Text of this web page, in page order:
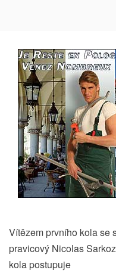
Vítězem prvního kola se
pravicový Nicolas
kola postupuje